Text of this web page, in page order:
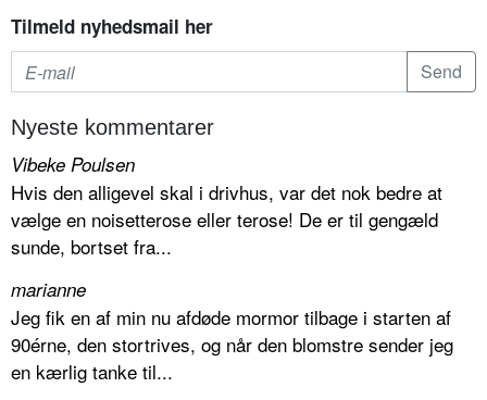
Tilmeld nyhedsmail her
Nyeste kommentarer
Vibeke Poulsen
Hvis den alligevel skal i drivhus, var det nok bedre at
vælge en noisetterose eller terose! De er til gengæld
sunde, bortset fra...
marianne
Jeg fik en af min nu afdøde mormor tilbage i starten af
90érne, den stortrives, og når den blomstre sender jeg
en kærlig tanke til...